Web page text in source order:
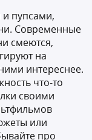
и пупсами,
Современные
смеются,
на
интереснее.
что-то
своими
или
про